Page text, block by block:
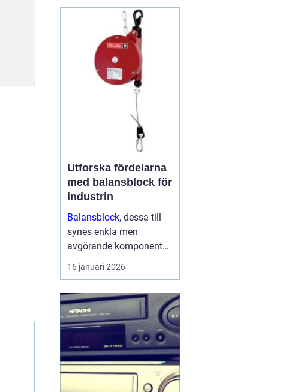
cylindern beläggs med
nickelkiselkarbid-
beläggning som tål höga
varvtal,...
Utforska fördelarna
med balansblock för
industrin
Balansblock, dessa till
synes enkla men
avgörande komponenter,
har länge spelat en viktig
roll inom industrin. Det
jämvikt mellan
arbetsverktyg...
16 januari 2026